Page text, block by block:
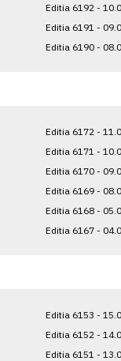
Editia 6192 -
Editia 6191 -
Editia 6190 -
Editia 6172 -
Editia 6171 -
Editia 6170 -
Editia 6169 -
Editia 6168 -
Editia 6167 -
Editia 6153 -
Editia 6152 -
Editia 6151 -